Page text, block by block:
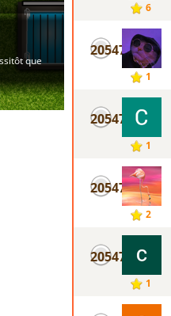
6
20547
1
20547
1
20547
2
20547
1